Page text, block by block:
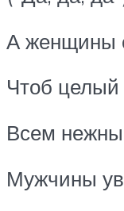
А женщины
Чтоб целый
Всем
Мужчины